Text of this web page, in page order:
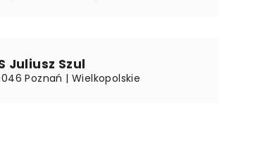
Juliusz Szul
Poznań | Wielkopolskie